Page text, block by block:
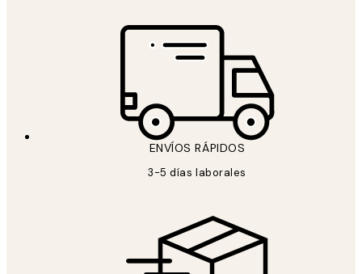
ENVÍOS RÁPIDOS
3-5 días laborales